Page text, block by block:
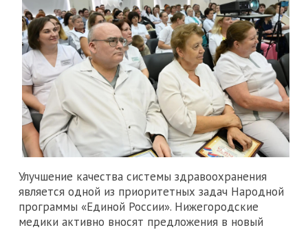
Улучшение качества системы здравоохранения
является одной из приоритетных задач Народной
программы «Единой России». Нижегородские
медики активно вносят предложения в новый